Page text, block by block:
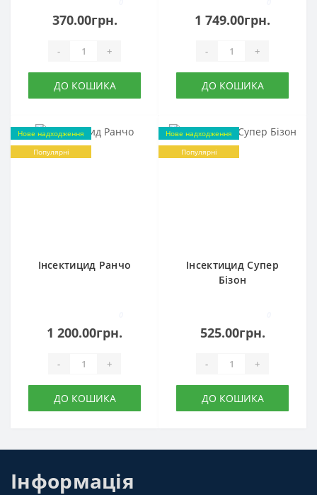
370.00грн.
- +
ДО КОШИКА
1 749.00грн.
- +
ДО КОШИКА
Нове надходження
Популярні
Інсектицид Ранчо
1 200.00грн.
- +
ДО КОШИКА
Нове надходження
Популярні
Інсектицид Супер
Бізон
525.00грн.
- +
ДО КОШИКА
Інформація